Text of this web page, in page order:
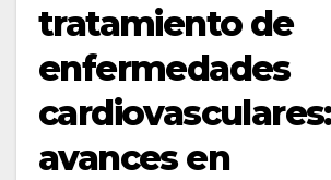
tratamiento de
enfermedades
cardiovasculares:
avances en